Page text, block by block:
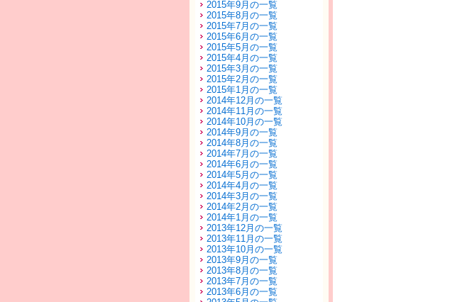
2015年9月の一覧
2015年8月の一覧
2015年7月の一覧
2015年6月の一覧
2015年5月の一覧
2015年4月の一覧
2015年3月の一覧
2015年2月の一覧
2015年1月の一覧
2014年12月の一覧
2014年11月の一覧
2014年10月の一覧
2014年9月の一覧
2014年8月の一覧
2014年7月の一覧
2014年6月の一覧
2014年5月の一覧
2014年4月の一覧
2014年3月の一覧
2014年2月の一覧
2014年1月の一覧
2013年12月の一覧
2013年11月の一覧
2013年10月の一覧
2013年9月の一覧
2013年8月の一覧
2013年7月の一覧
2013年6月の一覧